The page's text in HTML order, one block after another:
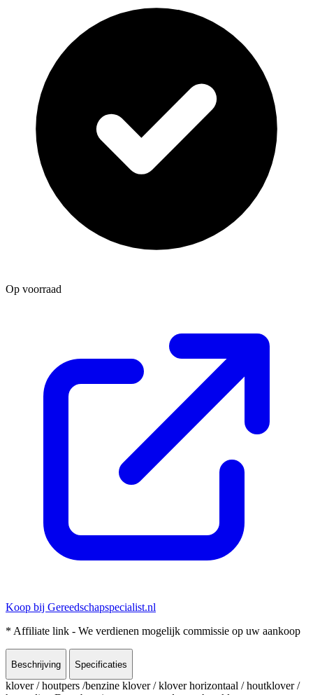
Op voorraad
Koop bij Gereedschapspecialist.nl
* Affiliate link - We verdienen mogelijk commissie op uw aankoop
Beschrijving Specificaties
klover / houtpers /benzine klover / klover horizontaal / houtklover /